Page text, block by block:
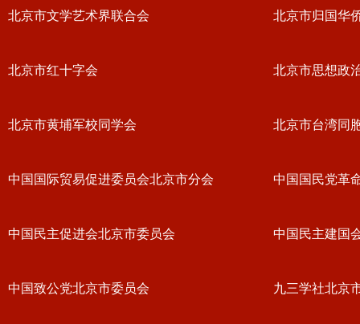
北京市文学艺术界联合会 北京市归国华
北京市红十字会 北京市思想政
北京市黄埔军校同学会 北京市台湾同
中国国际贸易促进委员会北京市分会 中国国民党革
中国民主促进会北京市委员会 中国民主建国
中国致公党北京市委员会 九三学社北京